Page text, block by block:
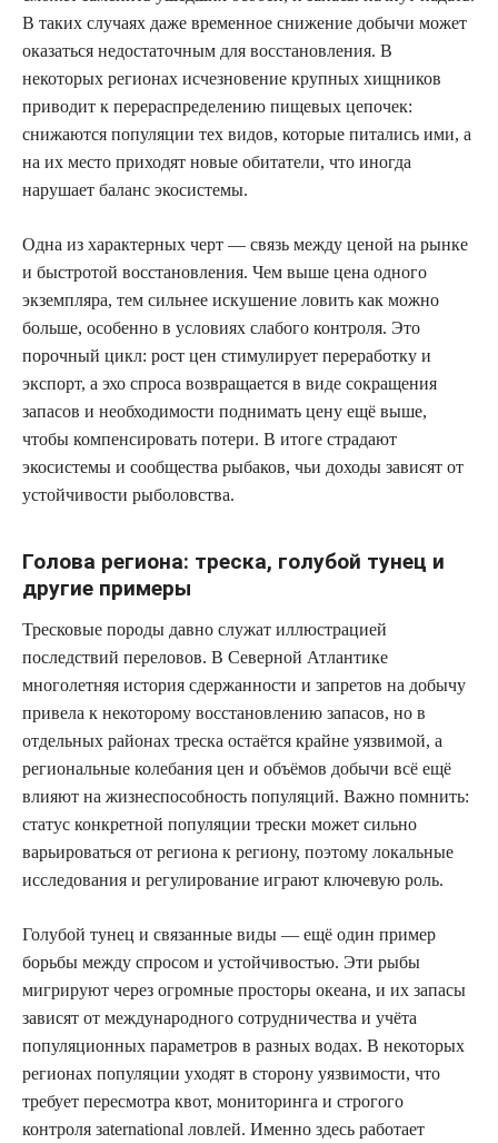
В таких случаях даже временное снижение добычи может
оказаться недостаточным для восстановления. В
некоторых регионах исчезновение крупных хищников
приводит к перераспределению пищевых цепочек:
снижаются популяции тех видов, которые питались ими, а
на их место приходят новые обитатели, что иногда
нарушает баланс экосистемы.
Одна из характерных черт — связь между ценой на рынке
и быстротой восстановления. Чем выше цена одного
экземпляра, тем сильнее искушение ловить как можно
больше, особенно в условиях слабого контроля. Это
порочный цикл: рост цен стимулирует переработку и
экспорт, а эхо спроса возвращается в виде сокращения
запасов и необходимости поднимать цену ещё выше,
чтобы компенсировать потери. В итоге страдают
экосистемы и сообщества рыбаков, чьи доходы зависят от
устойчивости рыболовства.
Голова региона: треска, голубой тунец и
другие примеры
Тресковые породы давно служат иллюстрацией
последствий переловов. В Северной Атлантике
многолетняя история сдержанности и запретов на добычу
привела к некоторому восстановлению запасов, но в
отдельных районах треска остаётся крайне уязвимой, а
региональные колебания цен и объёмов добычи всё ещё
влияют на жизнеспособность популяций. Важно помнить:
статус конкретной популяции трески может сильно
варьироваться от региона к региону, поэтому локальные
исследования и регулирование играют ключевую роль.
Голубой тунец и связанные виды — ещё один пример
борьбы между спросом и устойчивостью. Эти рыбы
мигрируют через огромные просторы океана, и их запасы
зависят от международного сотрудничества и учёта
популяционных параметров в разных водах. В некоторых
регионах популяции уходят в сторону уязвимости, что
требует пересмотра квот, мониторинга и строгого
контроля заternational ловлей. Именно здесь работает